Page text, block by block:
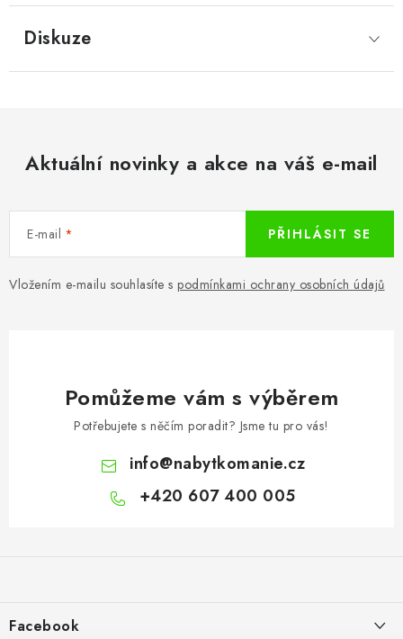
Diskuze
Aktuální novinky a akce na váš e-mail
E-mail
Vložením e-mailu souhlasíte s podmínkami ochrany osobních údajů
PŘIHLÁSIT SE
Pomůžeme vám s výběrem
Potřebujete s něčím poradit? Jsme tu pro vás!
info@nabytkomanie.cz
+420 607 400 005
aFacebook